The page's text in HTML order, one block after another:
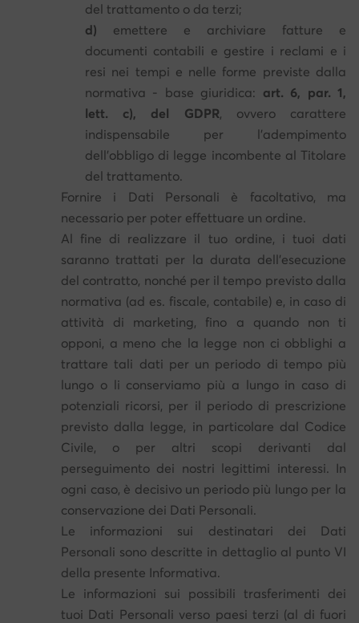
del trattamento o da terzi;
d) emettere e archiviare fatture e
documenti contabili e gestire i reclami e i
resi nei tempi e nelle forme previste dalla
normativa - base giuridica: art. 6, par. 1,
lett. c), del GDPR, ovvero carattere
indispensabile per l'adempimento
dell'obbligo di legge incombente al Titolare
del trattamento.
Fornire i Dati Personali è facoltativo, ma
necessario per poter effettuare un ordine.
Al fine di realizzare il tuo ordine, i tuoi dati
saranno trattati per la durata dell’esecuzione
del contratto, nonché per il tempo previsto dalla
normativa (ad es. fiscale, contabile) e, in caso di
attività di marketing, fino a quando non ti
opponi, a meno che la legge non ci obblighi a
trattare tali dati per un periodo di tempo più
lungo o li conserviamo più a lungo in caso di
potenziali ricorsi, per il periodo di prescrizione
previsto dalla legge, in particolare dal Codice
Civile, o per altri scopi derivanti dal
perseguimento dei nostri legittimi interessi. In
ogni caso, è decisivo un periodo più lungo per la
conservazione dei Dati Personali.
Le informazioni sui destinatari dei Dati
Personali sono descritte in dettaglio al punto VI
della presente Informativa.
Le informazioni sui possibili trasferimenti dei
tuoi Dati Personali verso paesi terzi (al di fuori